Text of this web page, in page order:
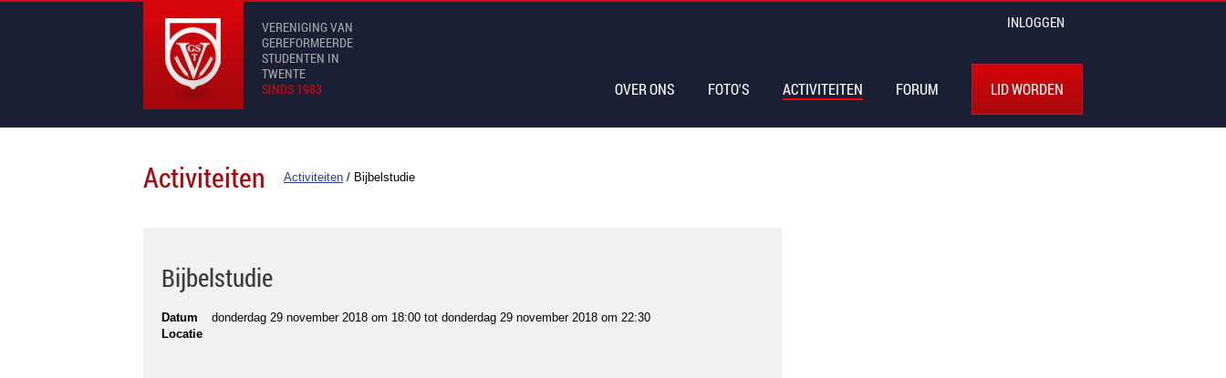
VERENIGING VAN
GEREFORMEERDE
STUDENTEN IN
TWENTE
SINDS 1983
INLOGGEN
OVER ONS FOTO'S ACTIVITEITEN FORUM LID WORDEN
Activiteiten Activiteiten / Bijbelstudie
Bijbelstudie
Datum donderdag 29 november 2018 om 18:00 tot donderdag 29 november 2018 om 22:30
Locatie